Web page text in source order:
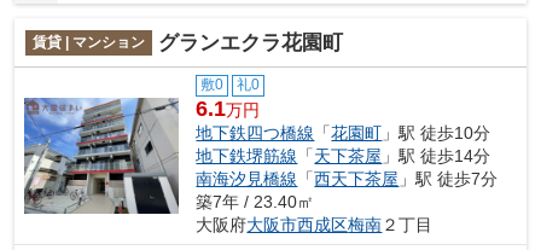
賃貸 | マンション グランエクラ花園町
敷0 礼0
6.1万円
地下鉄四つ橋線 「花園町 」駅 徒歩10分
地下鉄堺筋線 「天下茶屋 」駅 徒歩14分
南海汐見橋線 「西天下茶屋 」駅 徒歩7分
築7年 / 23.40㎡
大阪府大阪市西成区梅南２丁目